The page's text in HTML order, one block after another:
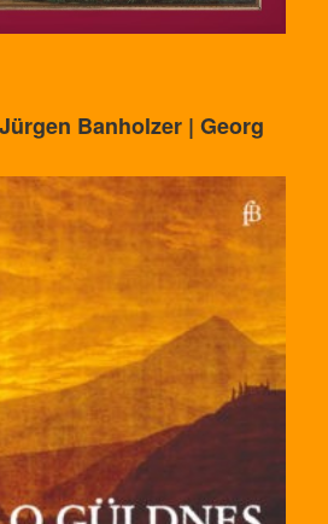
Banholzer | Georg